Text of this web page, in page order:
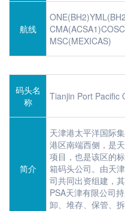
航线
MSC(MEXICAS)
码头名
称
Tianjin Port Pacific
简介
天津港太平洋国际
港区南端西侧，是
项目，也是该区的
箱码头公司。由天
司共同出资组建，
PSA天津有限公司
卸、堆存、保管、